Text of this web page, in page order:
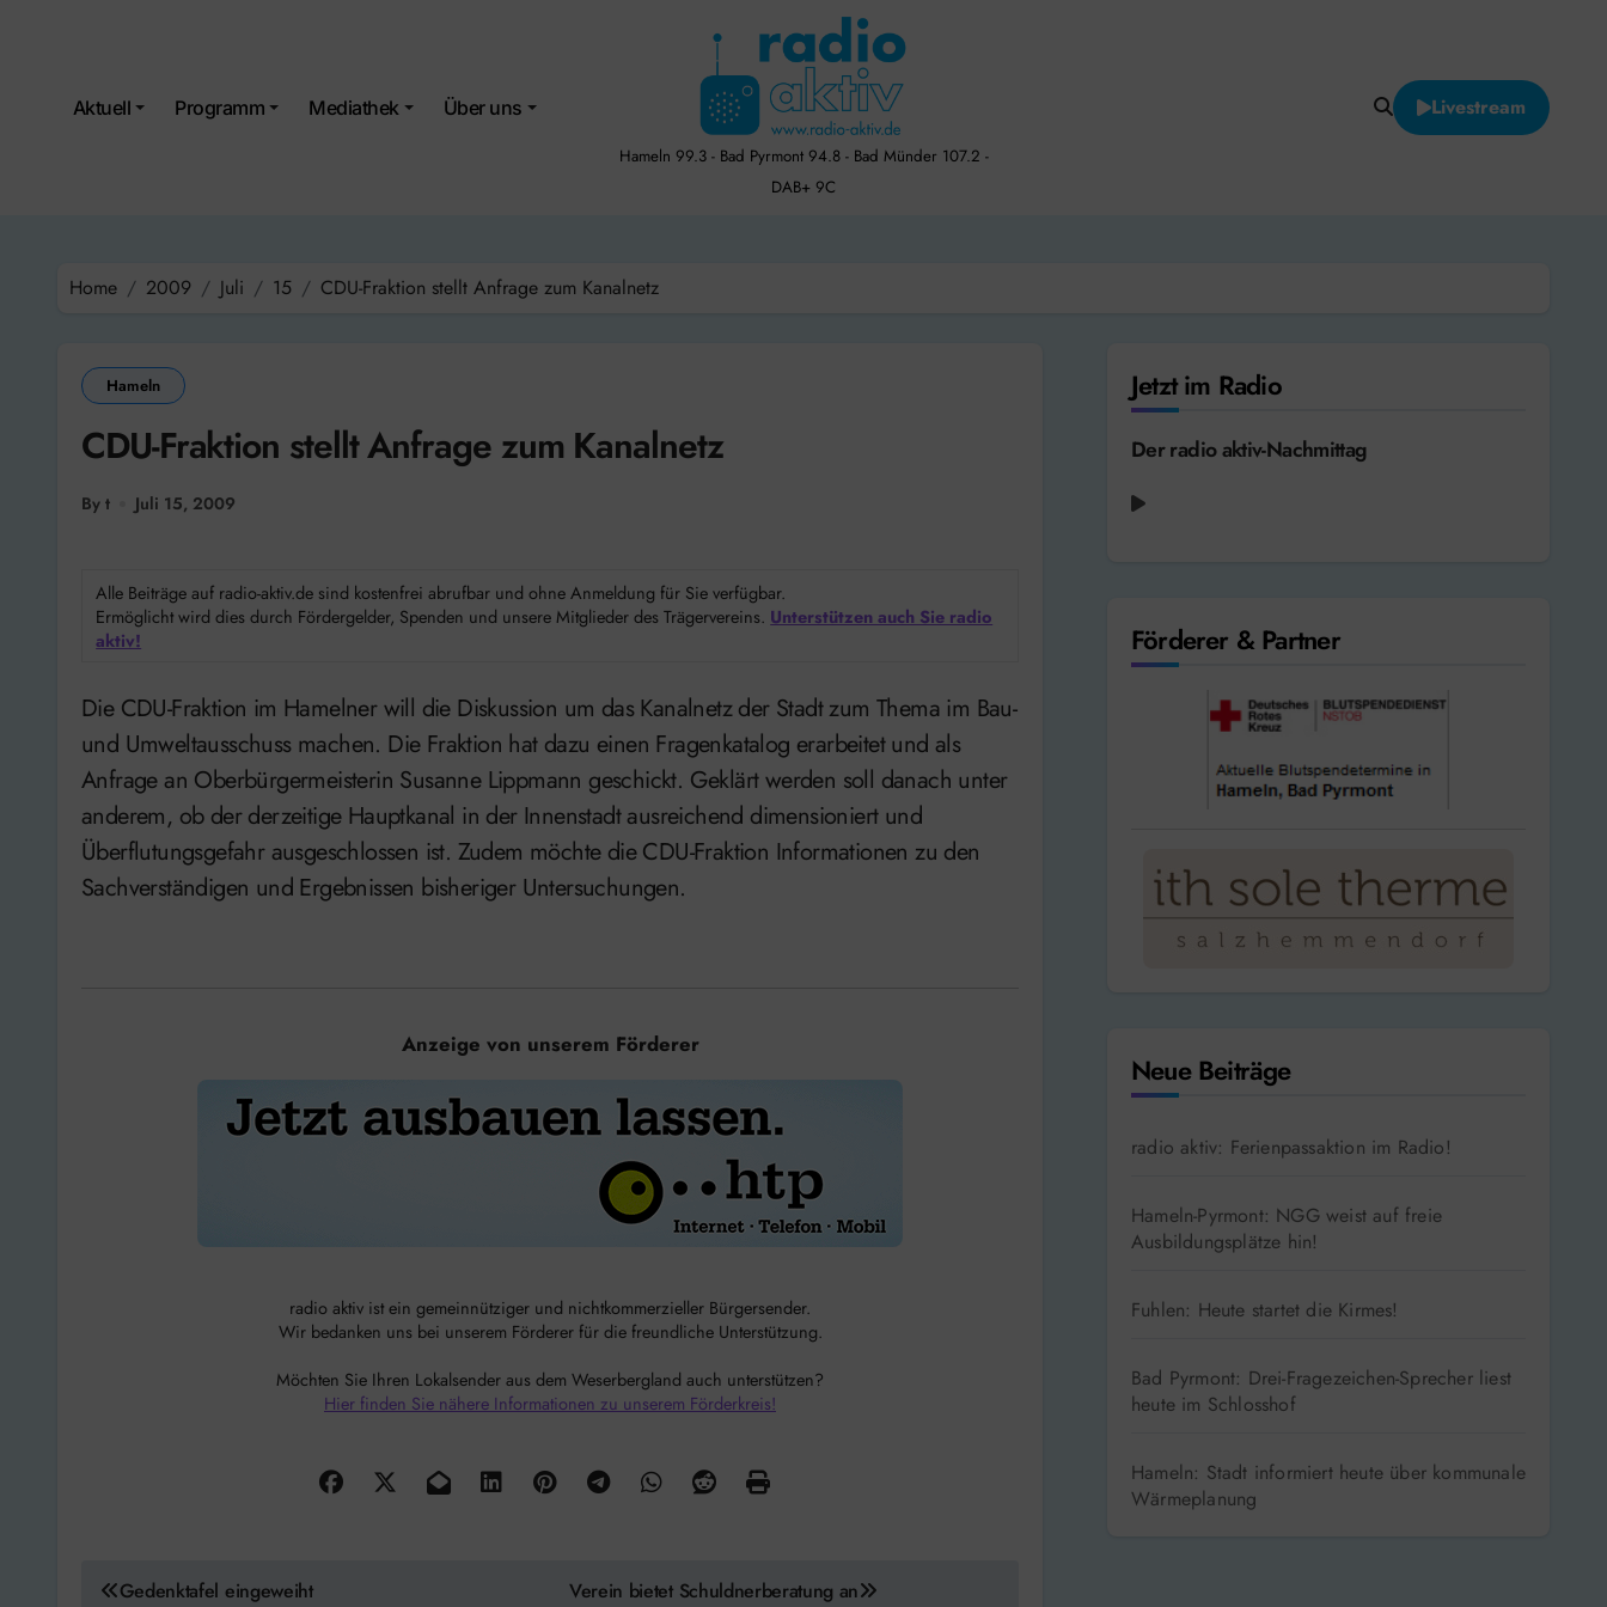
Aktuell Programm Mediathek Über uns
Hameln 99.3 - Bad Pyrmont 94.8 - Bad Münder 107.2 -
DAB+ 9C
Livestream
Home 2009 Juli 15 CDU-Fraktion stellt Anfrage zum Kanalnetz
Hameln
CDU-Fraktion stellt Anfrage zum Kanalnetz
By t Juli 15, 2009
Alle Beiträge auf radio-aktiv.de sind kostenfrei abrufbar und ohne Anmeldung für Sie verfügbar.
Ermöglicht wird dies durch Fördergelder, Spenden und unsere Mitglieder des Trägervereins. Unterstützen auch Sie radio
aktiv!
Die CDU-Fraktion im Hamelner will die Diskussion um das Kanalnetz der Stadt zum Thema im Bau-
und Umweltausschuss machen. Die Fraktion hat dazu einen Fragenkatalog erarbeitet und als
Anfrage an Oberbürgermeisterin Susanne Lippmann geschickt. Geklärt werden soll danach unter
anderem, ob der derzeitige Hauptkanal in der Innenstadt ausreichend dimensioniert und
Überflutungsgefahr ausgeschlossen ist. Zudem möchte die CDU-Fraktion Informationen zu den
Sachverständigen und Ergebnissen bisheriger Untersuchungen.
Anzeige von unserem Förderer
radio aktiv ist ein gemeinnütziger und nichtkommerzieller Bürgersender.
Wir bedanken uns bei unserem Förderer für die freundliche Unterstützung.
Möchten Sie Ihren Lokalsender aus dem Weserbergland auch unterstützen?
Hier finden Sie nähere Informationen zu unserem Förderkreis!
Beitragsnavigation
Gedenktafel eingeweiht Verein bietet Schuldnerberatung an
Jetzt im Radio
Der radio aktiv-Nachmittag
Förderer & Partner
Neue Beiträge
radio aktiv: Ferienpassaktion im Radio!
Hameln-Pyrmont: NGG weist auf freie
Ausbildungsplätze hin!
Fuhlen: Heute startet die Kirmes!
Bad Pyrmont: Drei-Fragezeichen-Sprecher liest
heute im Schlosshof
Hameln: Stadt informiert heute über kommunale
Wärmeplanung